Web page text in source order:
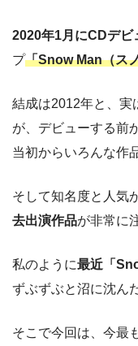
2020年1月にCDデビ
プ「Snow Man（ス
結成は2012年と、実
が、デビューする前
当初からいろんな作
そして知名度と人気
去出演作品が非常に
私のように最近「
ずぶずぶと沼に沈ん
そこで今回は、今最